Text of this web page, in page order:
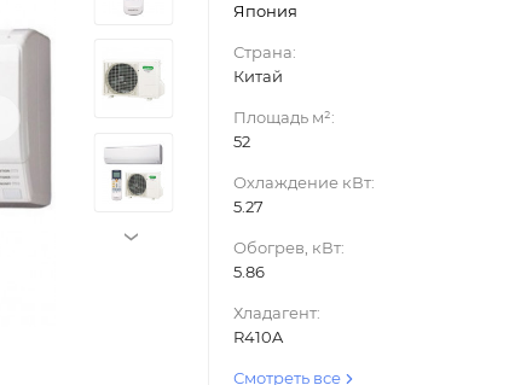
›
Япония
Страна:
Китай
Площадь м²:
52
Охлаждение кВт:
5.27
Обогрев, кВт:
5.86
Хладагент:
R410A
Смотреть все